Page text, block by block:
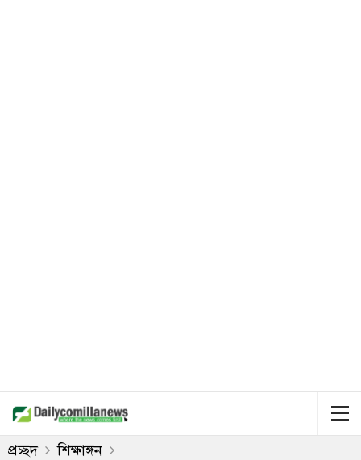
প্রচ্ছদ শিক্ষাঙ্গন